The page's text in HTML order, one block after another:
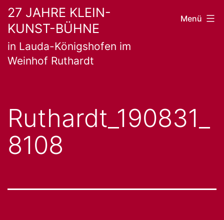
Zum
Inhalt
springen
27 JAHRE KLEIN-
KUNST-BÜHNE
in Lauda-Königshofen im
Weinhof Ruthardt
Menü
Ruthardt_190831_
8108